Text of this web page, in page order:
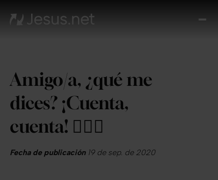
Amigo/a, ¿qué me
dices? ¡Cuenta,
cuenta! 💁🏻‍♀️
Fecha de publicación19 de sep. de 2020